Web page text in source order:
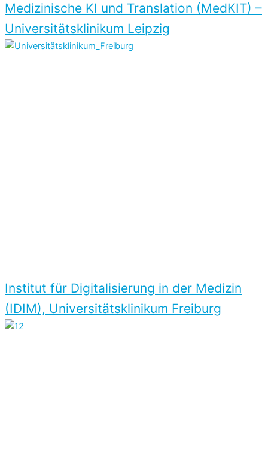
Medizinische KI und Translation (MedKIT) –
Universitäts­klinikum Leipzig
Institut für Digitalisierung in der Medizin
(IDIM), Universitätsklinikum Freiburg